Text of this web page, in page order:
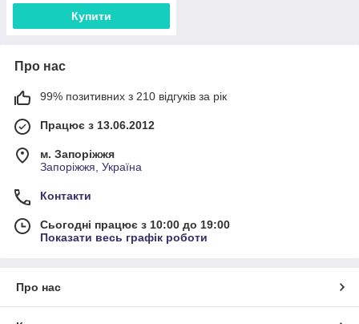
Купити
Про нас
99% позитивних з 210 відгуків за рік
Працює з 13.06.2012
м. Запоріжжя
Запоріжжя, Україна
Контакти
Сьогодні працює з 10:00 до 19:00
Показати весь графік роботи
Про нас